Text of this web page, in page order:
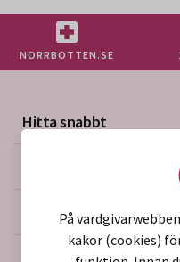
NORRBOTTEN.SE
Hitta snabbt
Mer på
Om webbplatsen
På
kakor (cookies)